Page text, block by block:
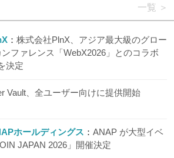
一覧
株式会社PlnX、アジア最大級のグロー
ファレンス「WebX2026」とのコラボ
決定
Vault、全ユーザー向けに提供開始
ホールディングス
ANAP が大型イベ
JAPAN 2026」開催決定